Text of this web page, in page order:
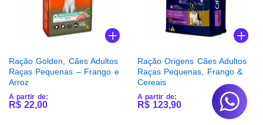
Ração Golden, Cães Adultos
Raças Pequenas – Frango e
Arroz
A partir de:
R$ 22,00
Ração Origens Cães Adultos
Raças Pequenas, Frango &
Cereais
A partir de:
R$ 123,90